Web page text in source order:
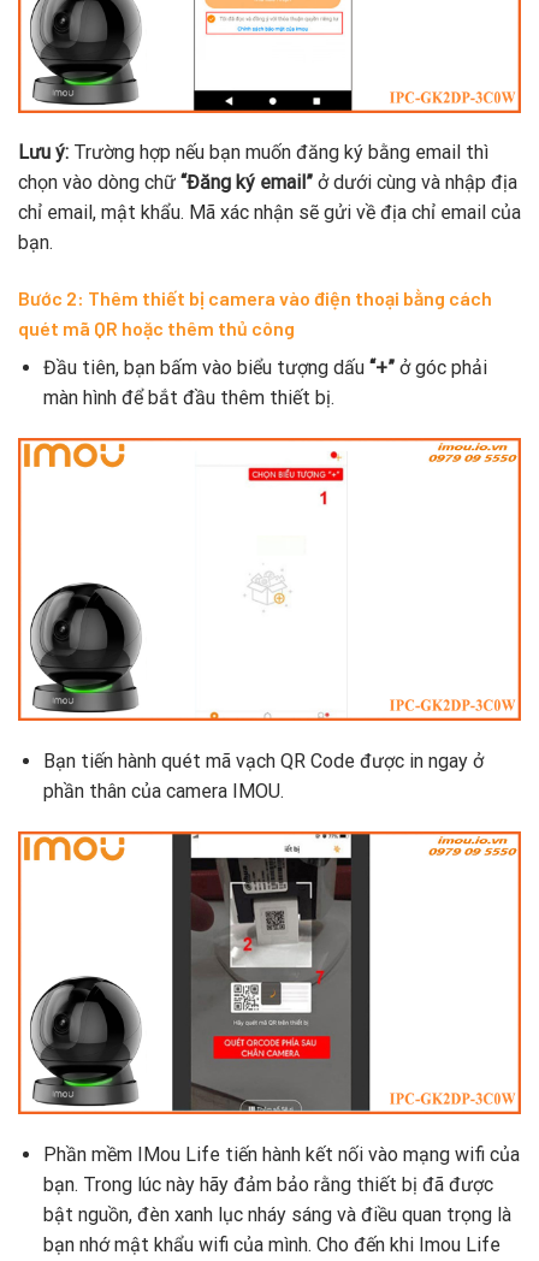
Lưu ý: Trường hợp nếu bạn muốn đăng ký bằng email thì
chọn vào dòng chữ “Đăng ký email” ở dưới cùng và nhập địa
chỉ email, mật khẩu. Mã xác nhận sẽ gửi về địa chỉ email của
bạn.
Bước 2: Thêm thiết bị camera vào điện thoại bằng cách
quét mã QR hoặc thêm thủ công
Đầu tiên, bạn bấm vào biểu tượng dấu “+”ở góc phải
màn hình để bắt đầu thêm thiết bị.
Bạn tiến hành quét mã vạch QR Code được in ngay ở
phần thân của camera IMOU.
Phần mềm IMou Life tiến hành kết nối vào mạng wifi của
bạn. Trong lúc này hãy đảm bảo rằng thiết bị đã được
bật nguồn, đèn xanh lục nháy sáng và điều quan trọng là
bạn nhớ mật khẩu wifi của mình. Cho đến khi Imou Life